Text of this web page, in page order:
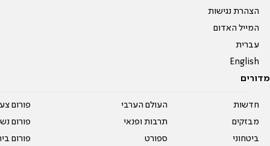
הצהרת נגישות
המייל האדום
עברית
English
מדורים
חדשות
מבזקים
ביטחוני
העולם הערבי
תרבות ופנאי
ספורט
פורום
פורום
פורום